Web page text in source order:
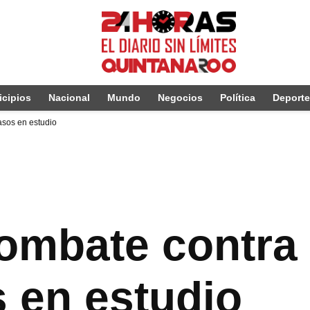
Nacional Mundo Negocios Política
en estudio
en estudio